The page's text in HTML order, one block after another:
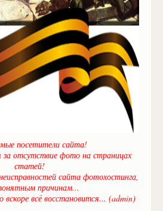
посетители сайта!
за отсутствие фото на страницах
статей!
сайта фотохостинга,
причинам...
всё восстановится... (admin)